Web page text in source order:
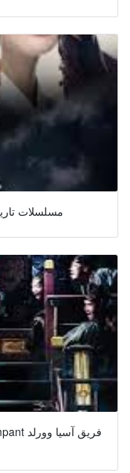
مسلسلات